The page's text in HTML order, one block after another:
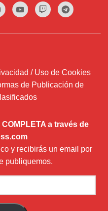
/ Uso de Cookies
de Publicación de
a través de
y recibirás un email por
publiquemos.